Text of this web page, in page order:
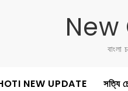
NEW UPDATE সত্যি